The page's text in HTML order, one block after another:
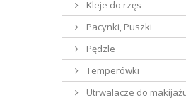
Kleje do rzęs
Pacynki, Puszki
Pędzle
Temperówki
Utrwalacze do